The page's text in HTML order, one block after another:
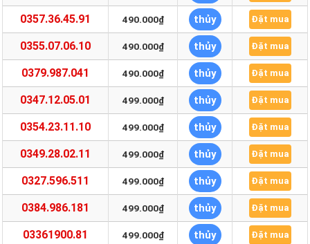
0357.36.45.91 490.000₫ thủy Đặt mua
0355.07.06.10 490.000₫ thủy Đặt mua
0379.987.041 490.000₫ thủy Đặt mua
0347.12.05.01 499.000₫ thủy Đặt mua
0354.23.11.10 499.000₫ thủy Đặt mua
0349.28.02.11 499.000₫ thủy Đặt mua
0327.596.511 499.000₫ thủy Đặt mua
0384.986.181 499.000₫ thủy Đặt mua
03361900.81 499.000₫ thủy Đặt mua